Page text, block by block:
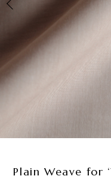
Plain Weave for